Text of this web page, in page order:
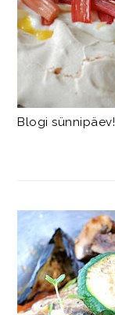
Blogi